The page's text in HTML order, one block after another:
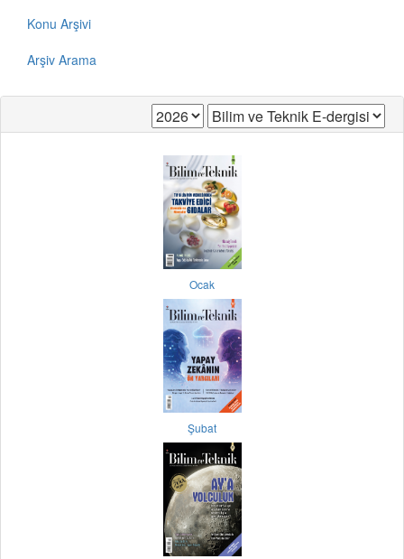
Konu Arşivi
Arşiv Arama
Ocak
Şubat